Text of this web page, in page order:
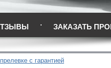
ЗАКАЗАТЬ
с гарантией